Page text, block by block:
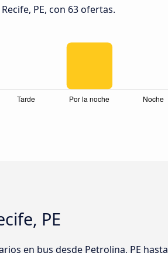
PE, con 63 ofertas.
PE
en bus desde Petrolina, PE hasta